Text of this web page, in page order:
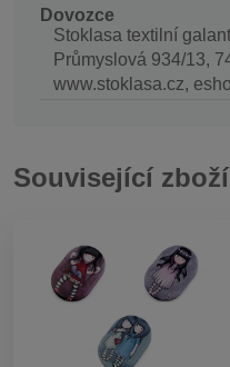
Dovozce
Stoklasa textilní
Průmyslová 934/13,
www.stoklasa.cz,
Související zboží